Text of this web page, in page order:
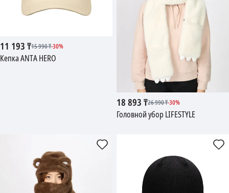
11 193₸15 990₸-30%
Кепка ANTA HERO
18 893₸26 990₸-30%
Головной убор LIFESTYLE